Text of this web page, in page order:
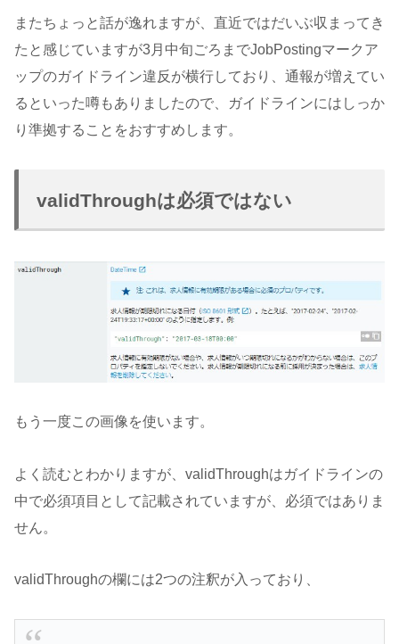
またちょっと話が逸れますが、直近ではだいぶ収まってき
たと感じていますが3月中旬ごろまでJobPostingマークア
ップのガイドライン違反が横行しており、通報が増えてい
るといった噂もありましたので、ガイドラインにはしっか
り準拠することをおすすめします。
validThroughは必須ではない
もう一度この画像を使います。
よく読むとわかりますが、validThroughはガイドラインの
中で必須項目として記載されていますが、必須ではありま
せん。
validThroughの欄には2つの注釈が入っており、